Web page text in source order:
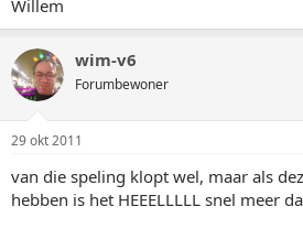
Willem
wim-v6
Forumbewoner
29 okt 2011
van die speling klopt wel, maar als
hebben is het HEEELLLLL snel meer